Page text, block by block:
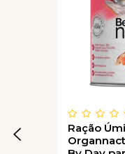
Ração